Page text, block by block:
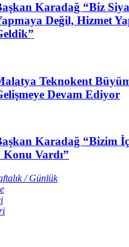
Karadağ “Biz
Değil, Hizmet
Teknokent
Devam Ediyor
Karadağ “Bizim
Konu Vardı”
/ Günlük